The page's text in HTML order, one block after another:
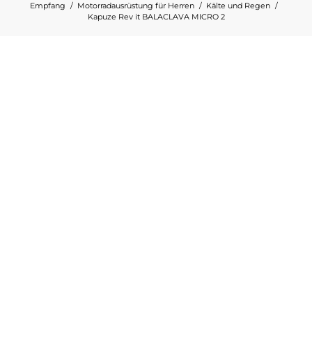
Empfang Motorradausrüstung für Herren
Kälte und Regen
Kapuze Rev it BALACLAVA MICRO 2